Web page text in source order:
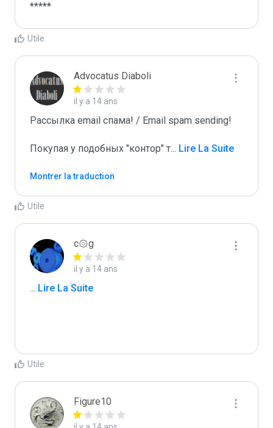
*****
Utile
Advocatus Diaboli
il y a 14 ans
Рассылка email спама! / Email spam sending!
Покупая у подобных "контор" т... Lire La Suite
Montrer la traduction
Utile
c۞g
il y a 14 ans
... Lire La Suite
Utile
Figure10